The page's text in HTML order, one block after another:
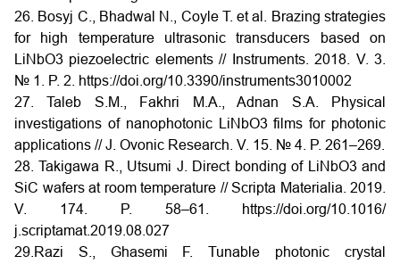
26. Bosyj C., Bhadwal N., Coyle T. et al. Brazing strategies
for high temperature ultrasonic transducers based on
LiNbO3 piezoelectric elements // Instruments. 2018. V. 3.
№ 1. P. 2.
https://doi.org/10.3390/instruments3010002
27. Taleb S.M., Fakhri M.A., Adnan S.A. Physical
investigations of nanophotonic LiNbO3 films for photonic
applications // J. Ovonic Research. V. 15. № 4. P. 261–269.
28. Takigawa R., Utsumi J. Direct bonding of LiNbO3 and
SiC wafers at room temperature // Scripta Materialia. 2019.
V. 174. P. 58–61.
https://doi.org/10.1016/
j.scriptamat.2019.08.027
29.Razi S., Ghasemi F. Tunable photonic crystal